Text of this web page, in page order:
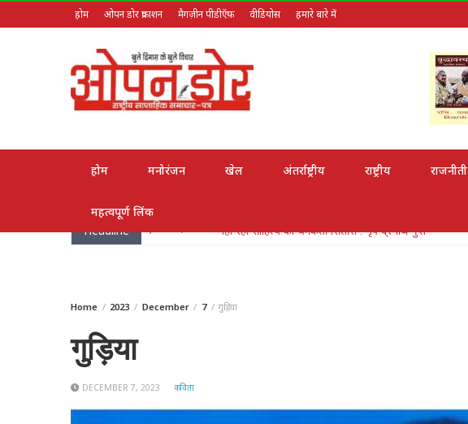
होम ओपन डोर प्रकाशन मैगज़ीन पीडीऍफ़ वीडियोस हमारे बारे में
होम मनोरंजन खेल अंतर्राष्ट्रीय राष्ट्रीय राजनीती
महत्वपूर्ण लिंक
Headline
लोक गायक भरत सिंह भारती हुए पद्मश्री से सम्मानित
Home 2023 December 7 गुड़िया
गुड़िया
DECEMBER 7, 2023 कविता